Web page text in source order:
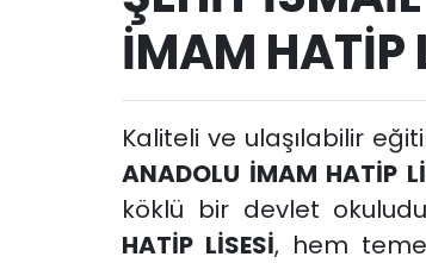
İMAM
Kaliteli ve ulaşılabilir
ANADOLU İMAM HATİP
köklü bir devlet
HATİP LİSESİ, hem